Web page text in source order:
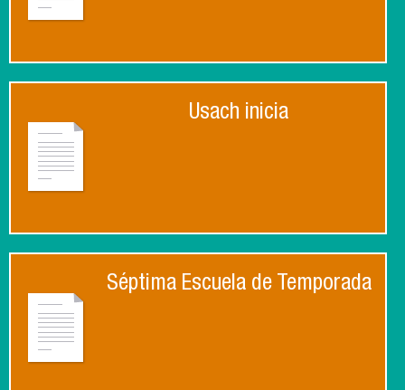
Usach inicia
Séptima Escuela de Temporada